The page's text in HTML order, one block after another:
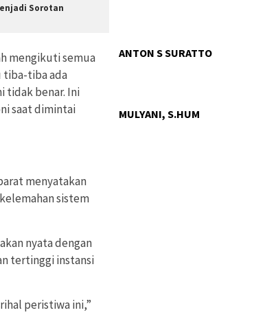
Sorotan
mengikuti semua
tiba-tiba ada
tidak benar. Ini
saat dimintai
menyatakan
sistem
nyata dengan
tertinggi instansi
peristiwa ini,”
ANTON S SURATTO
MULYANI, S.HUM